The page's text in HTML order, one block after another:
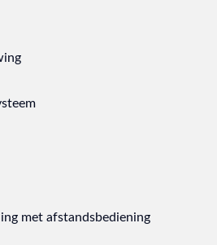
met afstandsbediening